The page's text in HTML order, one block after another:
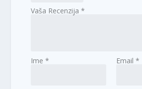
Vaša Recenzija*
Ime* Email *